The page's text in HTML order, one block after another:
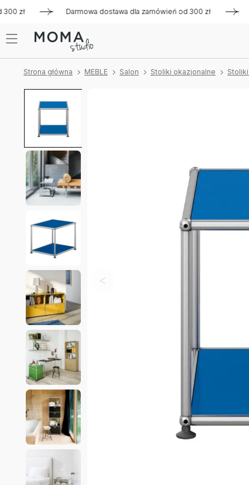
Darmowa dostawa dla zamówień od 300 zł
Strona główna MEBLE Salon Stoliki okazjonalne